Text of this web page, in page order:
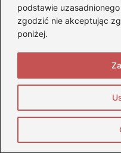
podstawie
zgodzić nie akceptując
poniżej.
Poczytaj